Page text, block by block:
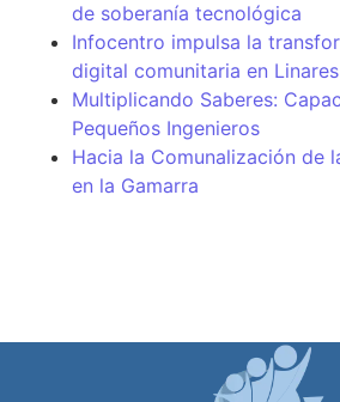
de soberanía tecnológica
Infocentro impulsa la
digital comunitaria en
Multiplicando Saberes:
Pequeños Ingenieros
Hacia la Comunalización de
en la Gamarra